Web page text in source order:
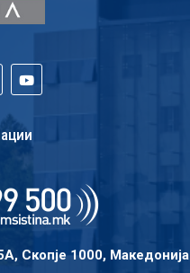
Скопје 1000, Македонија